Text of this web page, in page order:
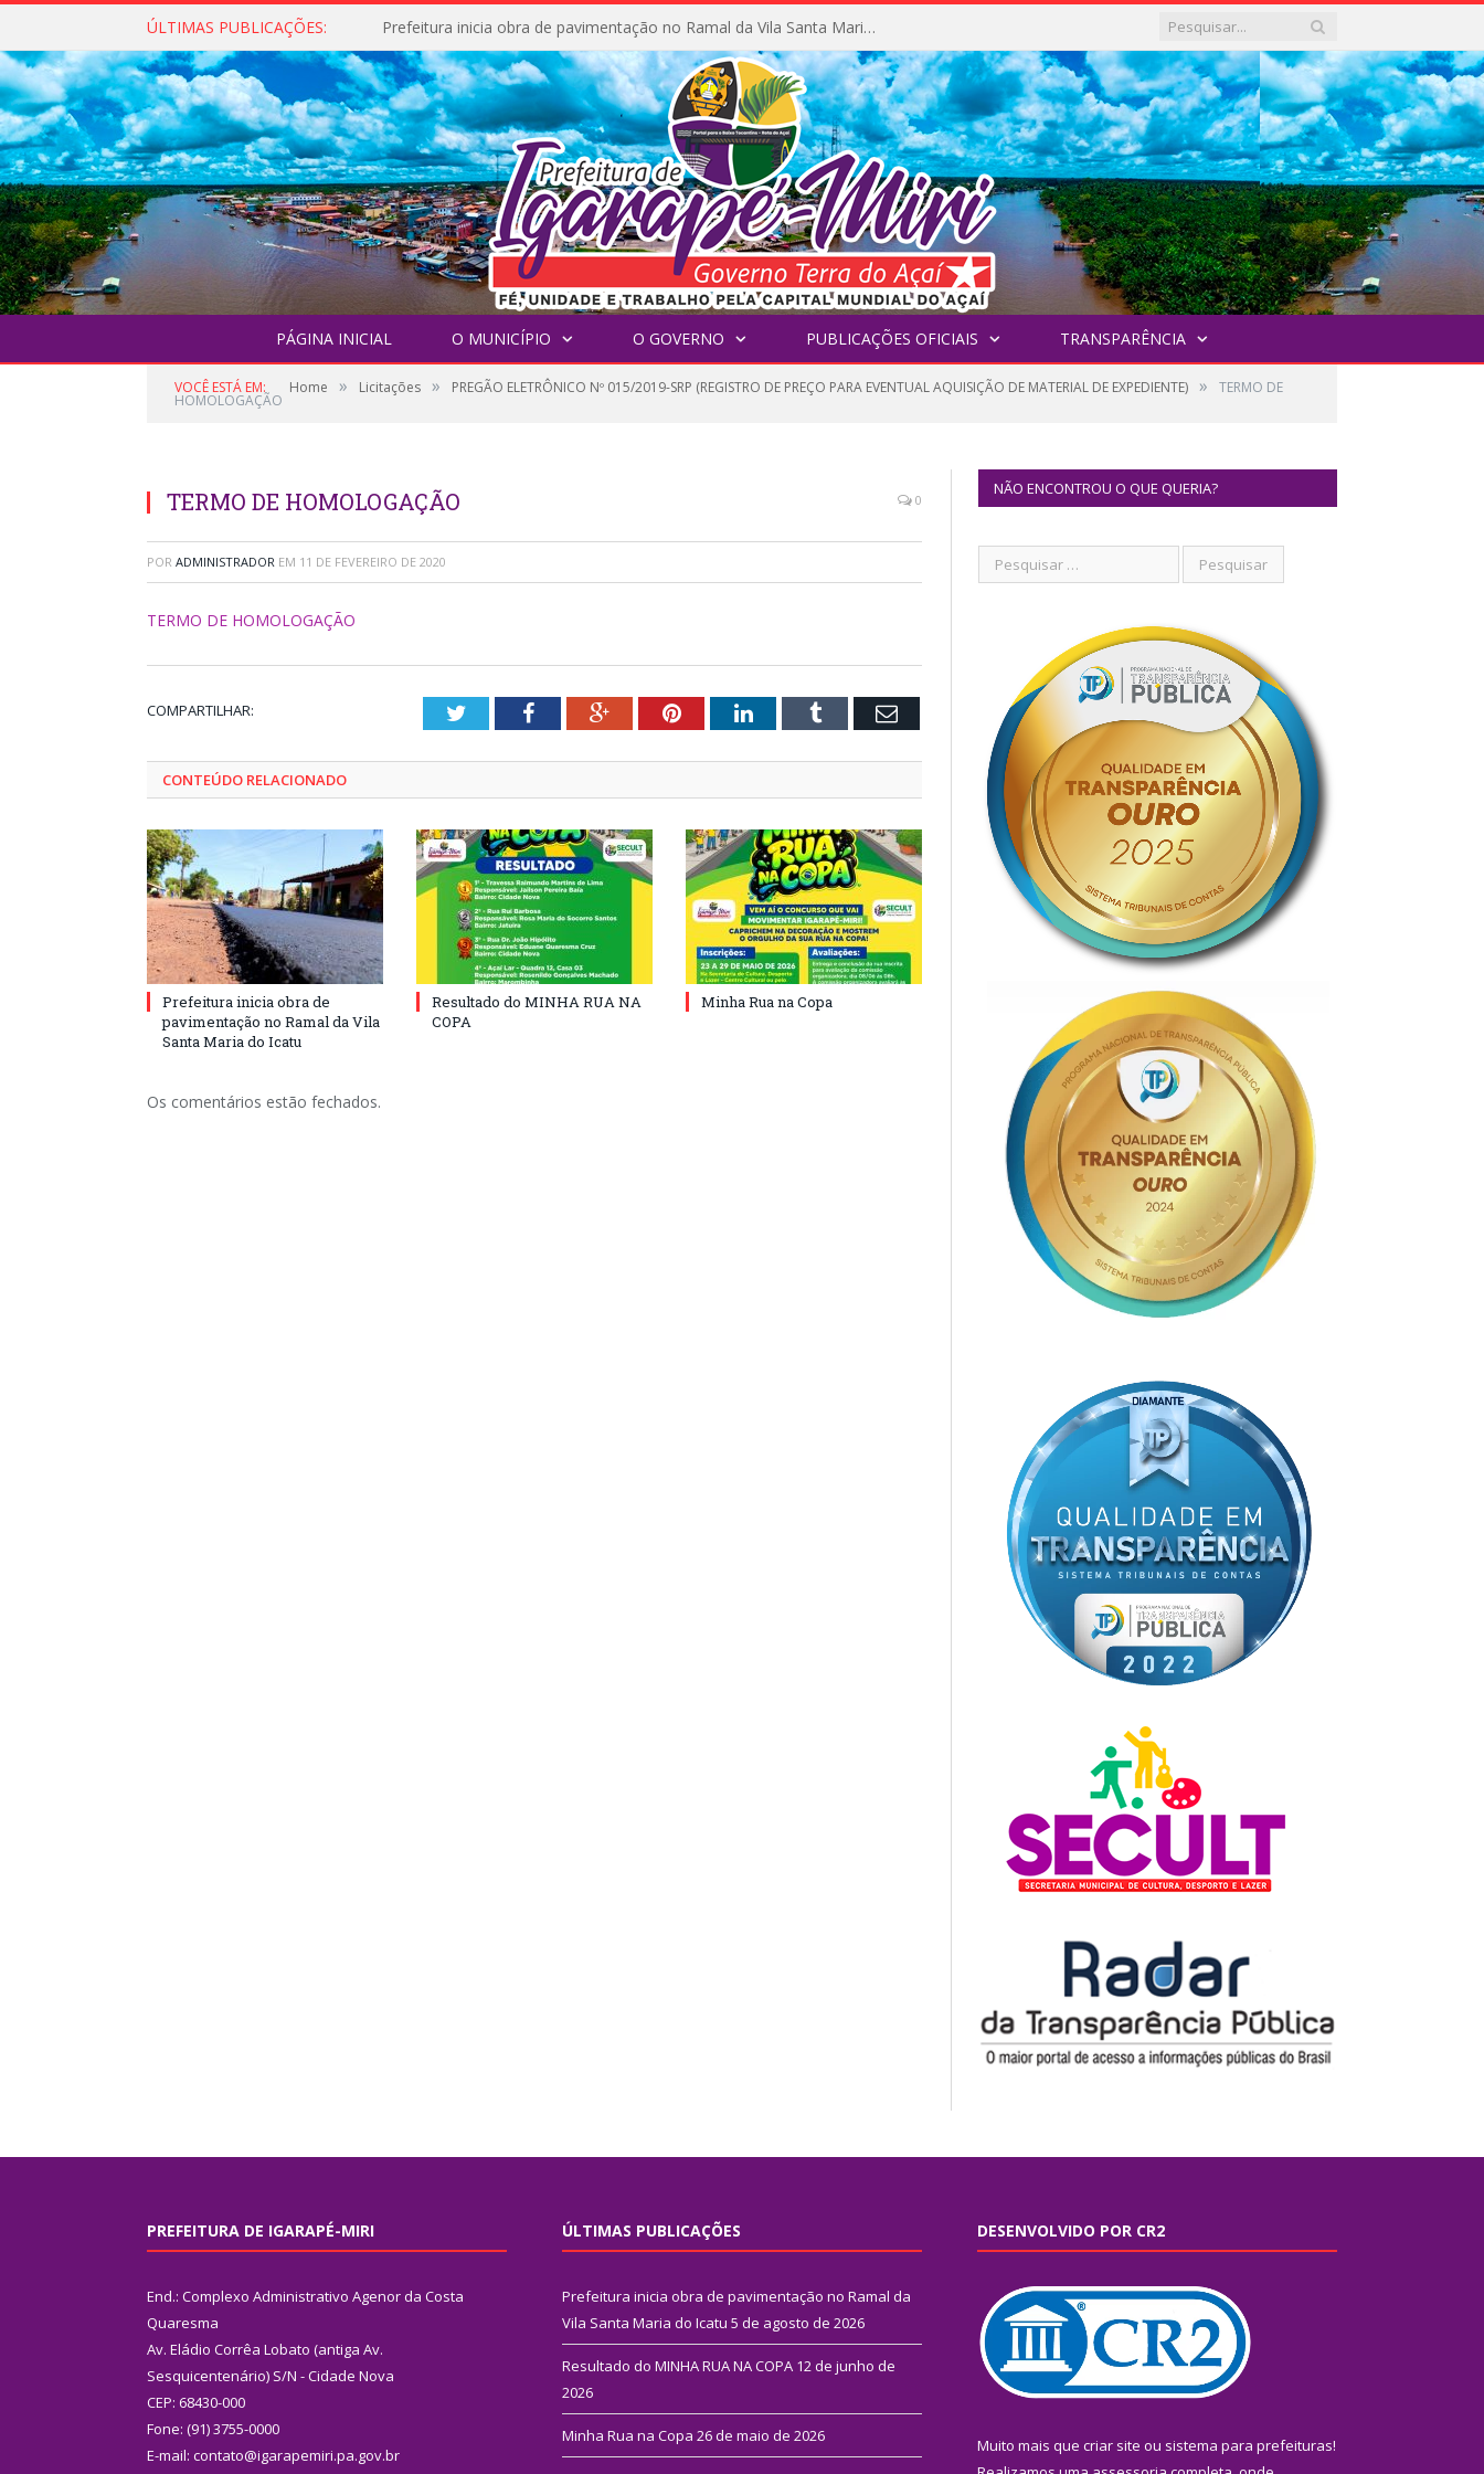
ÚLTIMAS PUBLICAÇÕES: Prefeitura inicia obra de pavimentação no Ramal da Vila Santa Maria do Icatu
PÁGINA INICIAL O MUNICÍPIO O GOVERNO PUBLICAÇÕES OFICIAIS TRANSPARÊNCIA
VOCÊ ESTÁ EM: Home » Licitações » PREGÃO ELETRÔNICO Nº 015/2019-SRP (REGISTRO DE PREÇO PARA EVENTUAL AQUISIÇÃO DE MATERIAL DE EXPEDIENTE) » TERMO DE
HOMOLOGAÇÃO
TERMO DE HOMOLOGAÇÃO 0
POR ADMINISTRADOR EM 11 DE FEVEREIRO DE 2020
TERMO DE HOMOLOGAÇÃO
COMPARTILHAR: TwitterFacebookGoogle+PinterestLinkedInTumblr Email
CONTEÚDO RELACIONADO
Prefeitura inicia obra de
pavimentação no Ramal da Vila
Santa Maria do Icatu
Resultado do MINHA RUA NA
COPA
Minha Rua na Copa
Os comentários estão fechados.
NÃO ENCONTROU O QUE QUERIA?
PREFEITURA DE IGARAPÉ-MIRI
End.: Complexo Administrativo Agenor da Costa
Quaresma
Av. Eládio Corrêa Lobato (antiga Av.
Sesquicentenário) S/N - Cidade Nova
CEP: 68430-000
Fone: (91) 3755-0000
E-mail: contato@igarapemiri.pa.gov.br
ÚLTIMAS PUBLICAÇÕES
Prefeitura inicia obra de pavimentação no Ramal da
Vila Santa Maria do Icatu 5 de agosto de 2026
Resultado do MINHA RUA NA COPA 12 de junho de
2026
Minha Rua na Copa 26 de maio de 2026
DESENVOLVIDO POR CR2
Muito mais que criar site ou sistema para prefeituras!